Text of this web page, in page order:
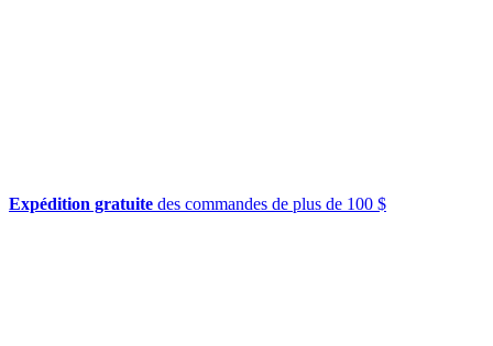
Expédition gratuite des commandes de plus de 100 $